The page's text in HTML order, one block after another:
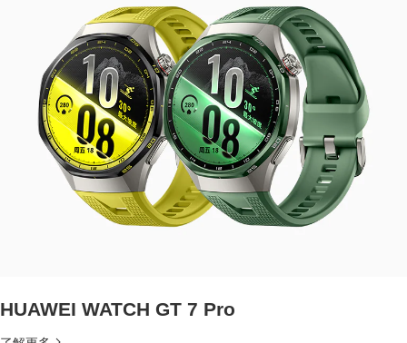
HUAWEI WATCH GT 7 Pro